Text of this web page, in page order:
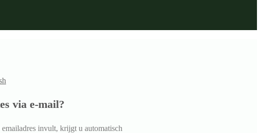
via e-mail?
invult, krijgt u automatisch